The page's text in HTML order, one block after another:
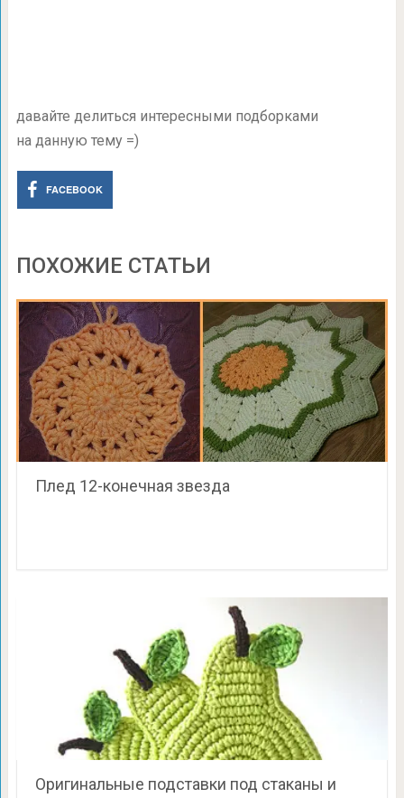
давайте делиться интересными подборками
на данную тему =)
FACEBOOK
ПОХОЖИЕ СТАТЬИ
Плед 12-конечная звезда
Оригинальные подставки под стаканы и